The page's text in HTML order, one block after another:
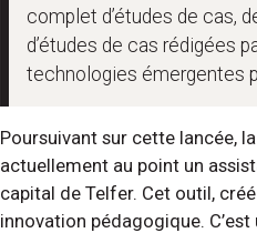
complet d’études de cas,
d’études de cas rédigées
technologies émergentes
Poursuivant sur cette lancée,
actuellement au point un
capital de Telfer. Cet outil,
innovation pédagogique.